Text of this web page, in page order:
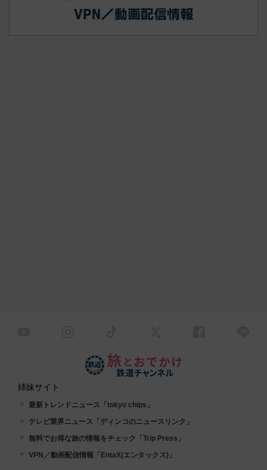
姉妹サイト
最新トレンドニュース「tokyo chips」
テレビ業界ニュース「ディンコのニュースリンク」
無料でお得な旅の情報をチェック「Trip Press」
VPN／動画配信情報「EntaX(エンタックス)」